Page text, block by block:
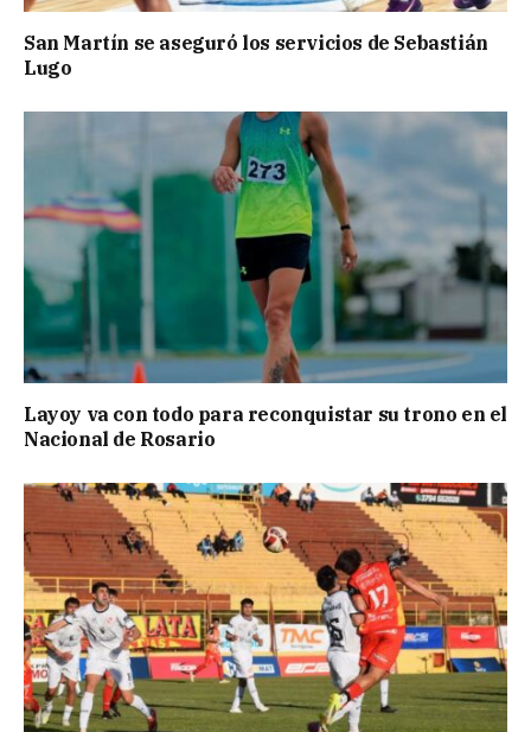
San Martín se aseguró los servicios de Sebastián
Lugo
Layoy va con todo para reconquistar su trono en el
Nacional de Rosario